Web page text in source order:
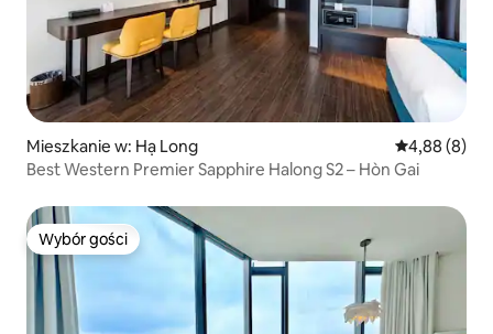
Mieszkanie w: Hạ Long Średnia
4,88 (8)
Best Western Premier Sapphire Halong S2 – Hòn Gai
Wybór gości
Wybór gości